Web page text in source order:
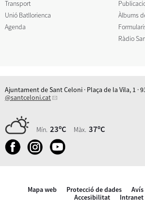
Transport
Unió Batllorienca
Agenda
Àlbums
Ràdio
Ajuntament de Sant Celoni · Plaça de la Vila, 1 ·
@santceloni.cat
Mín. 23ºC Màx. 37ºC
Mapa web Protecció de dades
Accesibilitat
Intranet